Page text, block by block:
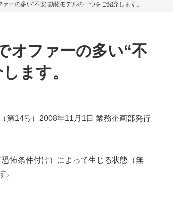
ーの多い“不安”動物モデルの一つをご紹介します。
ファーの多い“不
ます。
第14号）2008年11月1日 業務企画部発行
怖条件付け）によって生じる状態（無
。